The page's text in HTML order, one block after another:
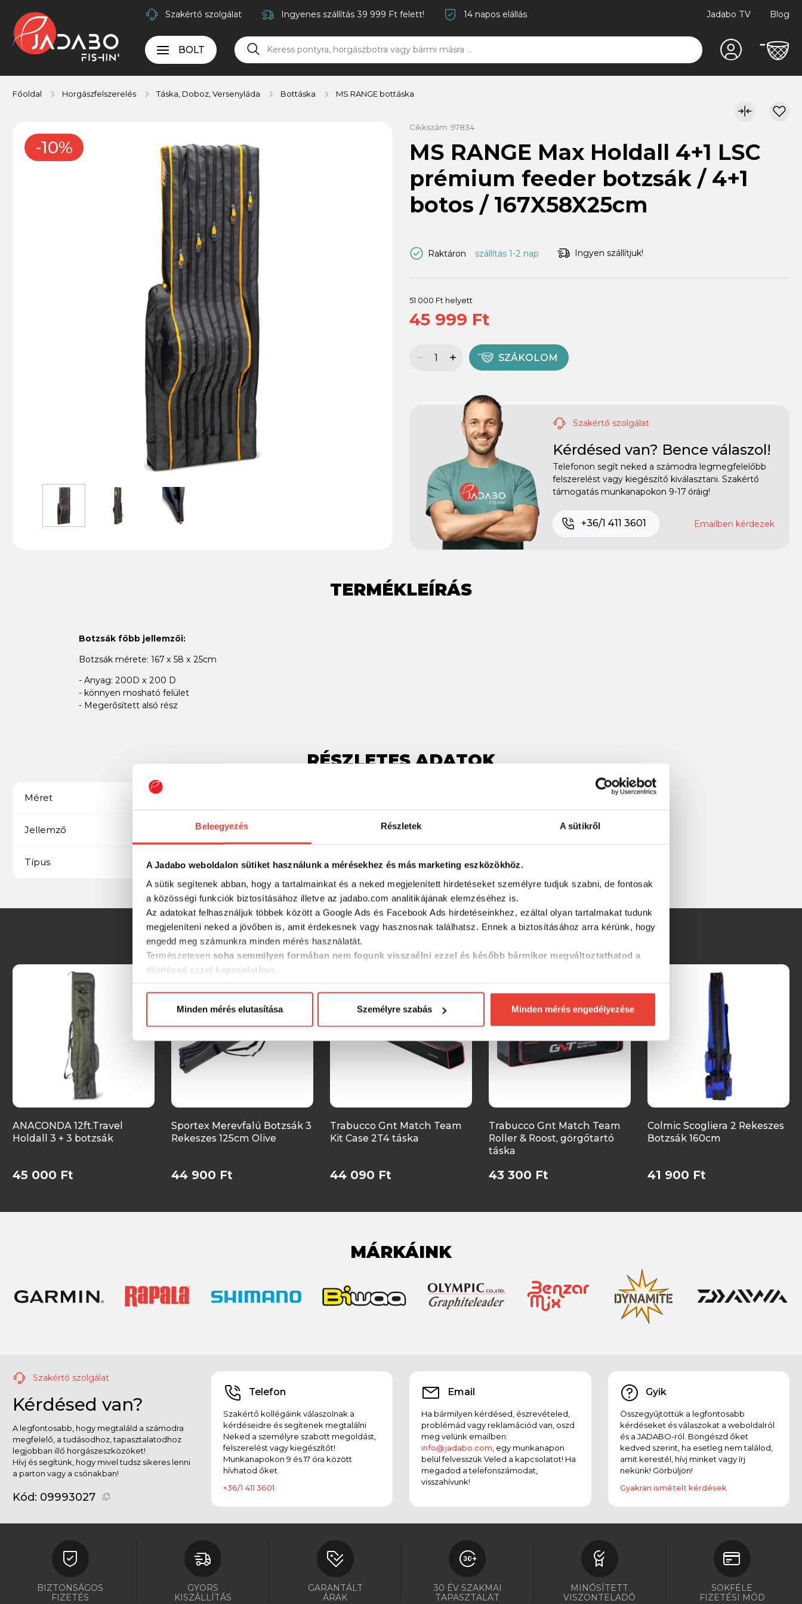
Beleegyezés Részletek A sütikről
A Jadabo weboldalon sütiket használunk a mérésekhez és más marketing eszközökhöz.
A sütik segítenek abban, hogy a tartalmainkat és a neked megjelenített hirdetéseket személyre tudjuk szabni, de fontosak
a közösségi funkciók biztosításához illetve az jadabo.com analitikájának elemzéséhez is.
Az adatokat felhasználjuk többek között a Google Ads és Facebook Ads hirdetéseinkhez, ezáltal olyan tartalmakat tudunk
megjeleníteni neked a jövőben is, amit érdekesnek vagy hasznosnak találhatsz. Ennek a biztosításához arra kérünk, hogy
engedd meg számunkra minden mérés használatát.
Természetesen soha semmilyen formában nem fogunk visszaélni ezzel és később bármikor megváltoztathatod a
döntésed ezzel kapcsolatban.
Előre is köszönjük!
Minden mérés elutasítása Személyre szabás Minden mérés engedélyezése
Szakértő szolgálat Ingyenes szállítás 39 999 Ft felett! 14 napos elállás Jadabo TV Blog
BOLT
Főoldal Horgászfelszerelés Táska, Doboz, Versenyláda Bottáska MS RANGE bottáska
-10%
Cikkszám: 97834
MS RANGE Max Holdall 4+1 LSC
prémium feeder botzsák / 4+1
botos / 167X58X25cm
Raktáron szállítás 1-2 nap Ingyen szállítjuk!
51 000 Ft helyett
45 999 Ft
SZÁKOLOM
Szakértő szolgálat
Kérdésed van? Bence válaszol!
Telefonon segít neked a számodra legmegfelelőbb
felszerelést vagy kiegészítő kiválasztani. Szakértő
támogatás munkanapokon 9-17 óráig!
+36/1 411 3601 Emailben kérdezek
TERMÉKLEÍRÁS
Botzsák főbb jellemzői:
Botzsák mérete: 167 x 58 x 25cm
- Anyag: 200D x 200 D
- könnyen mosható felület
- Megerősített alsó rész
RÉSZLETES ADATOK
Méret
Jellemző 4+1 bot
Típus LSC prémium feeder
SZINTÉN KIVÁLÓAK
ANACONDA 12ft.Travel
Holdall 3 + 3 botzsák
45 000 Ft
Sportex Merevfalú Botzsák 3
Rekeszes 125cm Olive
44 900 Ft
Trabucco Gnt Match Team
Kit Case 2T4 táska
44 090 Ft
Trabucco Gnt Match Team
Roller & Roost, görgőtartó
táska
43 300 Ft
Colmic Scogliera 2 Rekeszes
Botzsák 160cm
41 900 Ft
MÁRKÁINK
Szakértő szolgálat
Kérdésed van?
A legfontosabb, hogy megtaláld a számodra
megfelelő, a tudásodhoz, tapasztalatodhoz
legjobban illő horgászeszközöket!
Hívj és segítünk, hogy mivel tudsz sikeres lenni
a parton vagy a csónakban!
Kód: 09993027
Telefon
Szakértő kollégáink válaszolnak a
kérdéseidre és segítenek megtalálni
Neked a személyre szabott megoldást,
felszerelést vagy kiegészítőt!
Munkanapokon 9 és 17 óra között
hívhatod őket.
+36/1 411 3601
Email
Ha bármilyen kérdésed, észrevételed,
problémád vagy reklamációd van, oszd
meg velünk emailben:
info@jadabo.com , egy munkanapon
belül felvesszük Veled a kapcsolatot! Ha
megadod a telefonszámodat,
visszahívunk!
Gyik
Összegyűjtöttük a legfontosabb
kérdéseket és válaszokat a weboldalról
és a JADABO-ról. Böngészd őket
kedved szerint, ha esetleg nem találod,
amit kerestél, hívj minket vagy írj
nekünk! Görbüljön!
Gyakran ismételt kérdések
BIZTONSÁGOS
FIZETÉS
GYORS
KISZÁLLÍTÁS
GARANTÁLT
ÁRAK
30 ÉV SZAKMAI
TAPASZTALAT
MINŐSÍTETT
VISZONTELADÓ
SOKFÉLE
FIZETÉSI MÓD